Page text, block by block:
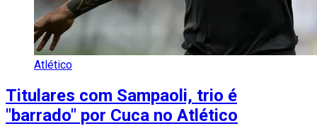
Atlético
Titulares com Sampaoli, trio é
"barrado" por Cuca no Atlético